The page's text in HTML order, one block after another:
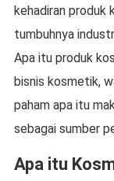
kehadiran produk
tumbuhnya
Apa itu produk
bisnis kosmetik,
paham apa itu
sebagai sumber
Apa itu